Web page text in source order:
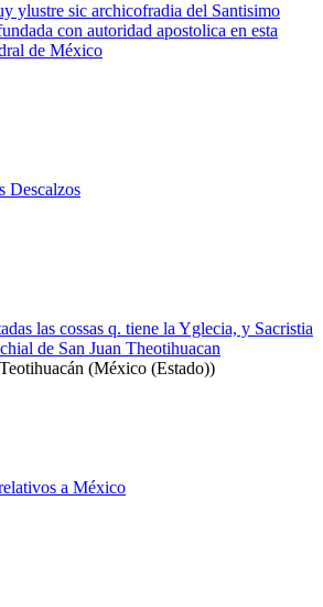
ylustre sic archicofradia del Santisimo
con autoridad apostolica en esta
de México
Descalzos
las cossas q. tiene la Yglecia, y Sacristia
de San Juan Theotihuacan
(México (Estado))
a México